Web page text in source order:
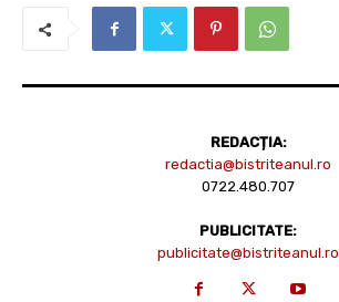
REDACȚIA:
redactia@bistriteanul.ro
0722.480.707
PUBLICITATE:
publicitate@bistriteanul.ro